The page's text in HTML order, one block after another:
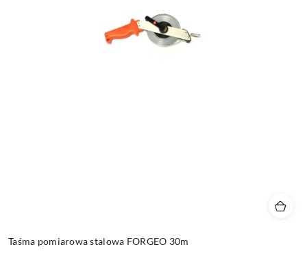
Taśma pomiarowa stalowa FORGEO 30m